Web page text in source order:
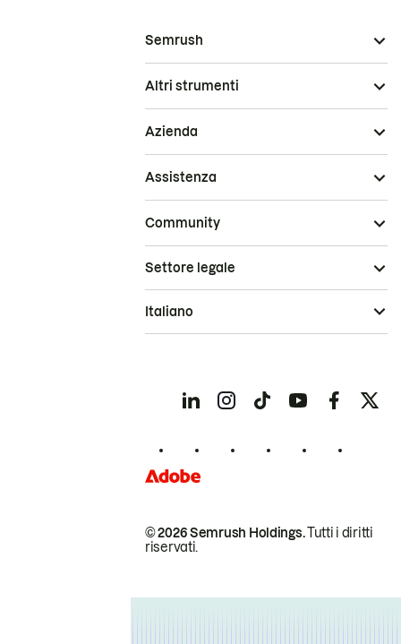
Semrush
Altri strumenti
Azienda
Assistenza
Community
© 2026 Semrush Holdings.Tutti i diritti
riservati.
Settore legale
Italiano